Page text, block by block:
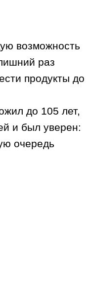
возможность
раз
продукты до
до 105 лет,
и был уверен:
очередь